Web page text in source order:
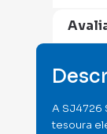
A SJ4726
tesoura